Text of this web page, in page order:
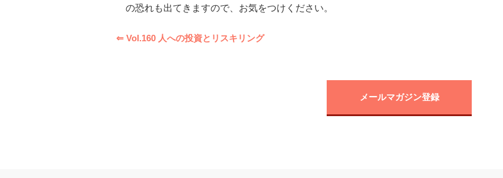
の恐れも出てきますので、お気をつけください。
⇐ Vol.160 人への投資とリスキリング
メールマガジン登録